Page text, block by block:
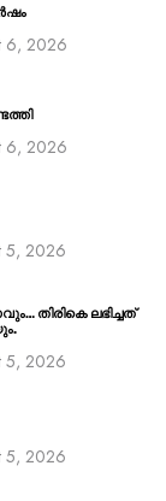
6, 2026
6, 2026
5, 2026
തിരികെ ലഭിച്ചത്
5, 2026
5, 2026